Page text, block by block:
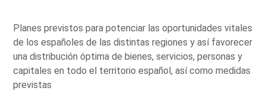
Planes previstos para potenciar las oportunidades vitales
de los españoles de las distintas regiones y así favorecer
una distribución óptima de bienes, servicios, personas y
capitales en todo el territorio español, así como medidas
previstas